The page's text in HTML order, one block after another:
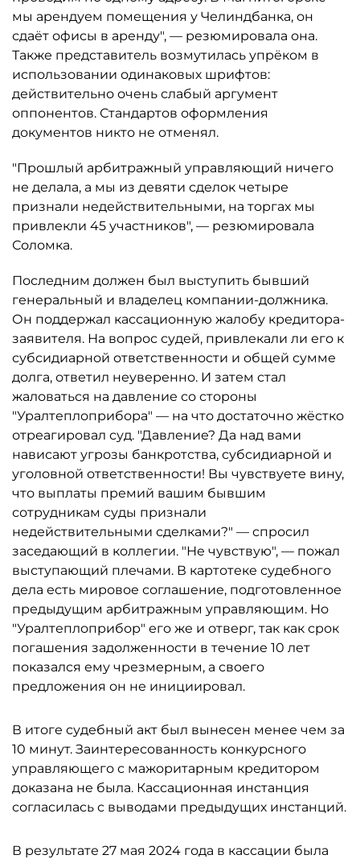
мы арендуем помещения у Челиндбанка, он
сдаёт офисы в аренду", — резюмировала она.
Также представитель возмутилась упрёком в
использовании одинаковых шрифтов:
действительно очень слабый аргумент
оппонентов. Стандартов оформления
документов никто не отменял.
"Прошлый арбитражный управляющий ничего
не делала, а мы из девяти сделок четыре
признали недействительными, на торгах мы
привлекли 45 участников", — резюмировала
Соломка.
Последним должен был выступить бывший
генеральный и владелец компании-должника.
Он поддержал кассационную жалобу кредитора-
заявителя. На вопрос судей, привлекали ли его к
субсидиарной ответственности и общей сумме
долга, ответил неуверенно. И затем стал
жаловаться на давление со стороны
"Уралтеплоприбора" — на что достаточно жёстко
отреагировал суд. "Давление? Да над вами
нависают угрозы банкротства, субсидиарной и
уголовной ответственности! Вы чувствуете вину,
что выплаты премий вашим бывшим
сотрудникам суды признали
недействительными сделками?" — спросил
заседающий в коллегии. "Не чувствую", — пожал
выступающий плечами. В картотеке судебного
дела есть мировое соглашение, подготовленное
предыдущим арбитражным управляющим. Но
"Уралтеплоприбор" его же и отверг, так как срок
погашения задолженности в течение 10 лет
показался ему чрезмерным, а своего
предложения он не инициировал.
В итоге судебный акт был вынесен менее чем за
10 минут. Заинтересованность конкурсного
управляющего с мажоритарным кредитором
доказана не была. Кассационная инстанция
согласилась с выводами предыдущих инстанций.
В результате 27 мая 2024 года в кассации была